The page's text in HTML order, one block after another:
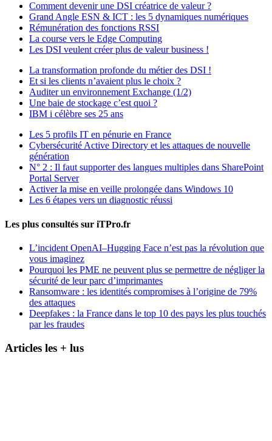
Comment devenir une DSI créatrice de valeur ?
Grand Angle ESN & ICT : les 5 dynamiques numériques
Rémunération des fonctions RSSI
La course vers le Edge Computing
Les DSI veulent créer plus de valeur business !
La transformation profonde du métier des DSI !
Et si les clients n’avaient plus le choix ?
Auditer un environnement Exchange (1/2)
Une baie de stockage c’est quoi ?
IBM i célèbre ses 25 ans
Les 5 profils IT en pénurie en France
Cybersécurité Active Directory et les attaques de nouvelle
génération
N° 2 : Il faut supporter des langues multiples dans SharePoint
Portal Server
Activer la mise en veille prolongée dans Windows 10
Les 6 étapes vers un diagnostic réussi
Les plus consultés sur iTPro.fr
L’incident OpenAI–Hugging Face n’est pas la révolution que
vous imaginez
Pourquoi les PME ne peuvent plus se permettre de négliger la
sécurité de leur parc d’imprimantes
Ransomware : les identités compromises à l’origine de 79%
des attaques
Deepfakes : la France dans le top 10 des pays les plus touchés
par les fraudes
Articles les + lus